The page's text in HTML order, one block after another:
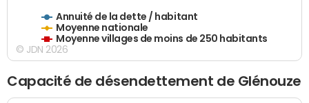
Annuité de la dette / habitant
Moyenne nationale
Moyenne villages de moins de 250 habitants
© JDN 2026
Capacité de désendettement de Glénouze